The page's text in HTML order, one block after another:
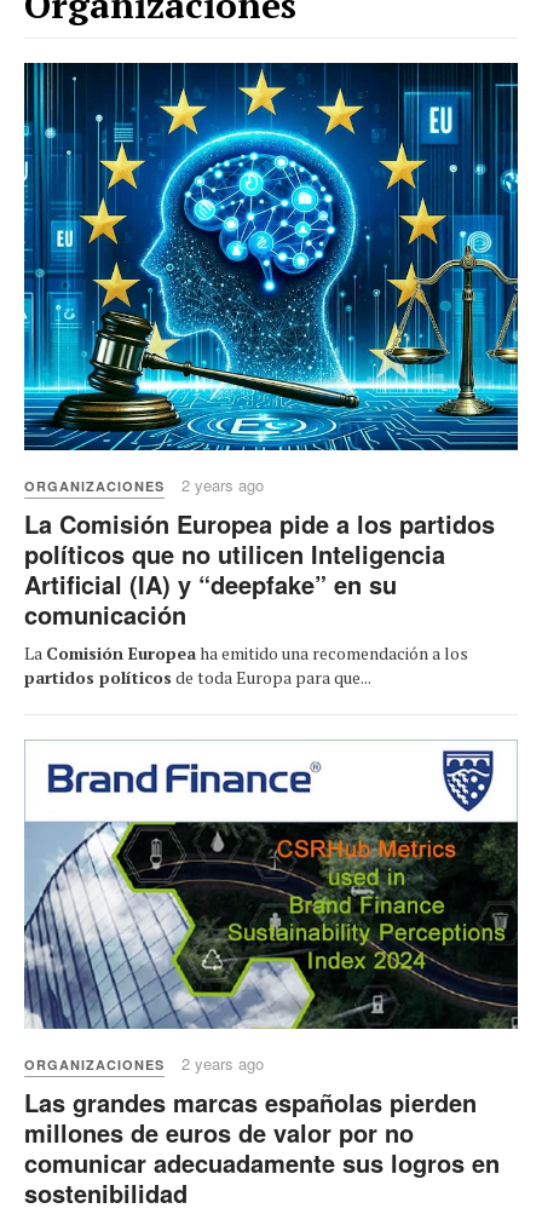
ORGANIZACIONES 2 years ago
La Comisión Europea pide a los partidos
políticos que no utilicen Inteligencia
Artificial (IA) y “deepfake” en su
comunicación
La Comisión Europeaha emitido una recomendación a los
partidos políticos de toda Europa para que...
ORGANIZACIONES 2 years ago
Las grandes marcas españolas pierden
millones de euros de valor por no
comunicar adecuadamente sus logros en
sostenibilidad